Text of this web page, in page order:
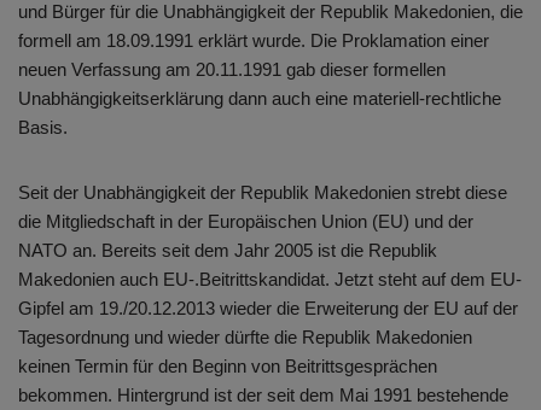
und Bürger für die Unabhängigkeit der Republik Makedonien, die
formell am 18.09.1991 erklärt wurde. Die Proklamation einer
neuen Verfassung am 20.11.1991 gab dieser formellen
Unabhängigkeitserklärung dann auch eine materiell-rechtliche
Basis.
Seit der Unabhängigkeit der Republik Makedonien strebt diese
die Mitgliedschaft in der Europäischen Union (EU) und der
NATO an. Bereits seit dem Jahr 2005 ist die Republik
Makedonien auch EU-.Beitrittskandidat. Jetzt steht auf dem EU-
Gipfel am 19./20.12.2013 wieder die Erweiterung der EU auf der
Tagesordnung und wieder dürfte die Republik Makedonien
keinen Termin für den Beginn von Beitrittsgesprächen
bekommen. Hintergrund ist der seit dem Mai 1991 bestehende